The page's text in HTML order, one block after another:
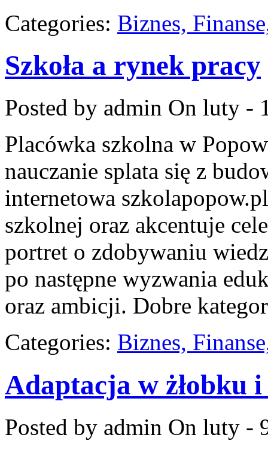
Categories: Biznes,
Szkoła a rynek pracy
Posted by admin On luty -
Placówka szkolna w
nauczanie splata się z
internetowa
szkolnej oraz akcentuje
portret o zdobywaniu
po następne wyzwania
oraz ambicji. Dobre
Categories: Biznes,
Adaptacja w żłobku
Posted by admin On luty -